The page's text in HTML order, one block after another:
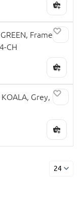
Frame
CH
Grey, MA-
24